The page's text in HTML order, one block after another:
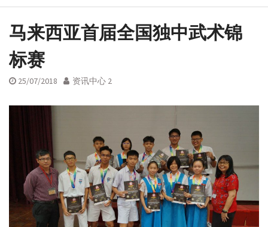
马来西亚首届全国独中武术锦
标赛
25/07/2018 资讯中心 2